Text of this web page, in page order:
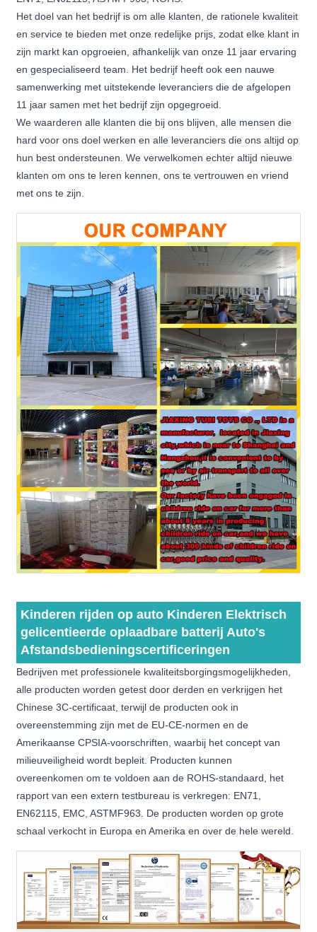
Het doel van het bedrijf is om alle klanten, de rationele kwaliteit
en service te bieden met onze redelijke prijs, zodat elke klant in
zijn markt kan opgroeien, afhankelijk van onze 11 jaar ervaring
en gespecialiseerd team. Het bedrijf heeft ook een nauwe
samenwerking met uitstekende leveranciers die de afgelopen
11 jaar samen met het bedrijf zijn opgegroeid.
We waarderen alle klanten die bij ons blijven, alle mensen die
hard voor ons doel werken en alle leveranciers die ons altijd op
hun best ondersteunen. We verwelkomen echter altijd nieuwe
klanten om ons te leren kennen, ons te vertrouwen en vriend
met ons te zijn.
Kinderen rijden op auto Kinderen Elektrisch
gelicentieerde oplaadbare batterij Auto's
Afstandsbedieningscertificeringen
Bedrijven met professionele kwaliteitsborgingsmogelijkheden,
alle producten worden getest door derden en verkrijgen het
Chinese 3C-certificaat, terwijl de producten ook in
overeenstemming zijn met de EU-CE-normen en de
Amerikaanse CPSIA-voorschriften, waarbij het concept van
milieuveiligheid wordt bepleit. Producten kunnen
overeenkomen om te voldoen aan de ROHS-standaard, het
rapport van een extern testbureau is verkregen: EN71,
EN62115, EMC, ASTMF963. De producten worden op grote
schaal verkocht in Europa en Amerika en over de hele wereld.